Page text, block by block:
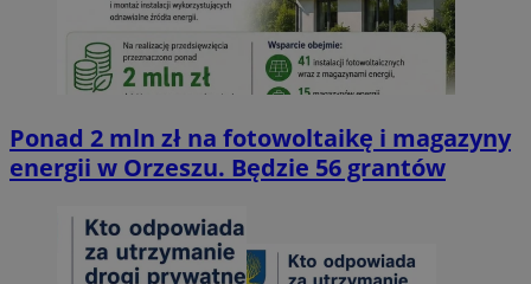
Ponad 2 mln zł na fotowoltaikę i magazyny
energii w Orzeszu. Będzie 56 grantów